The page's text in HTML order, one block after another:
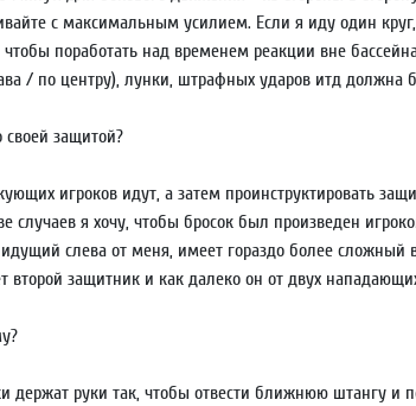
с максимальным усилием. Если я иду один
поработать над временем реакции вне
/ по центру), лунки, штрафных ударов итд должна
своей защитой?
игроков идут, а затем проинструктировать
я хочу, чтобы бросок был произведен
слева от меня, имеет гораздо более
второй защитник и как далеко он от двух
держат руки так, чтобы отвести ближнюю штангу и